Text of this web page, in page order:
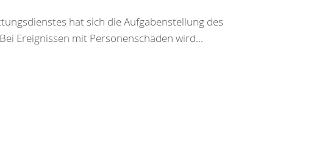
hat sich die Aufgabenstellung des
Ereignissen mit Personenschäden wird...